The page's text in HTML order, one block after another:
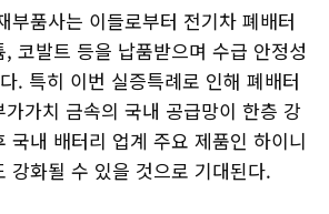
부품사는 이들로부터 전기차 폐배터
코발트 등을 납품받으며 수급 안정성
. 특히 이번 실증특례로 인해 폐배터
가치 금속의 국내 공급망이 한층 강
국내 배터리 업계 주요 제품인 하이니
강화될 수 있을 것으로 기대된다.